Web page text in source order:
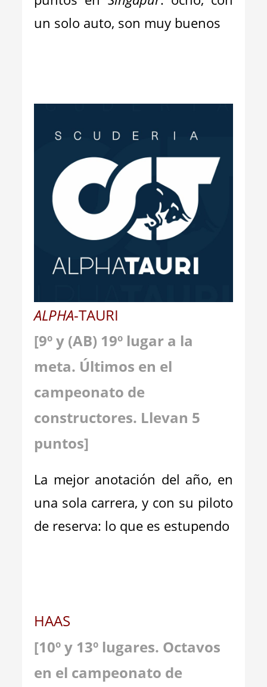
un solo auto, son muy buenos
ALPHA-TAURI
[9º y (AB) 19º lugar a la
meta. Últimos en el
campeonato de
constructores. Llevan 5
puntos]
La mejor anotación del año, en
una sola carrera, y con su piloto
de reserva: lo que es estupendo
HAAS
[10º y 13º lugares. Octavos
en el campeonato de